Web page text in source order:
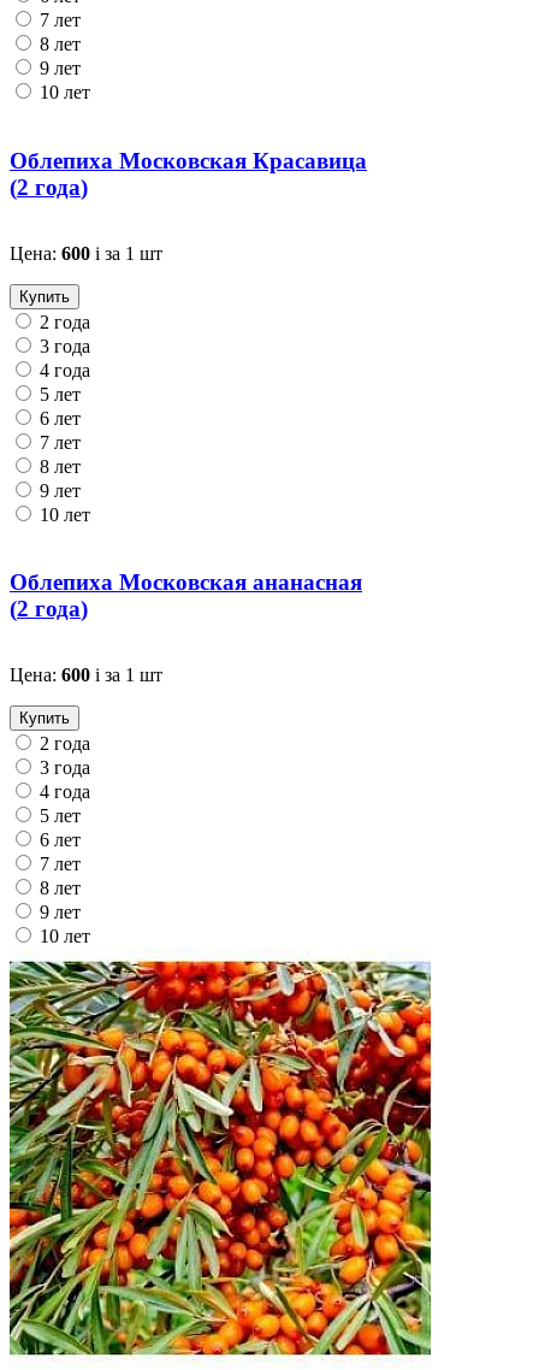
7 лет
8 лет
9 лет
10 лет
Облепиха Московская Красавица
(2 года)
Цена: 600 i за 1 шт
Купить
2 года
3 года
4 года
5 лет
6 лет
7 лет
8 лет
9 лет
10 лет
Облепиха Московская ананасная
(2 года)
Цена: 600 i за 1 шт
Купить
2 года
3 года
4 года
5 лет
6 лет
7 лет
8 лет
9 лет
10 лет